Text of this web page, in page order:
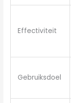
Effectiviteit
Gebruiksdoel